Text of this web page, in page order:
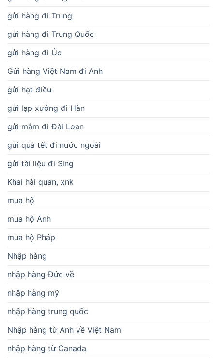
gửi hàng đi Trung
gửi hàng đi Trung Quốc
gửi hàng đi Úc
Gửi hàng Việt Nam đi Anh
gửi hạt điều
gửi lạp xưởng đi Hàn
gửi mắm đi Đài Loan
gửi quà tết đi nước ngoài
gửi tài liệu đi Sing
Khai hải quan, xnk
mua hộ
mua hộ Anh
mua hộ Pháp
Nhập hàng
nhập hàng Đức về
nhập hàng mỹ
nhập hàng trung quốc
Nhập hàng từ Anh về Việt Nam
nhập hàng từ Canada